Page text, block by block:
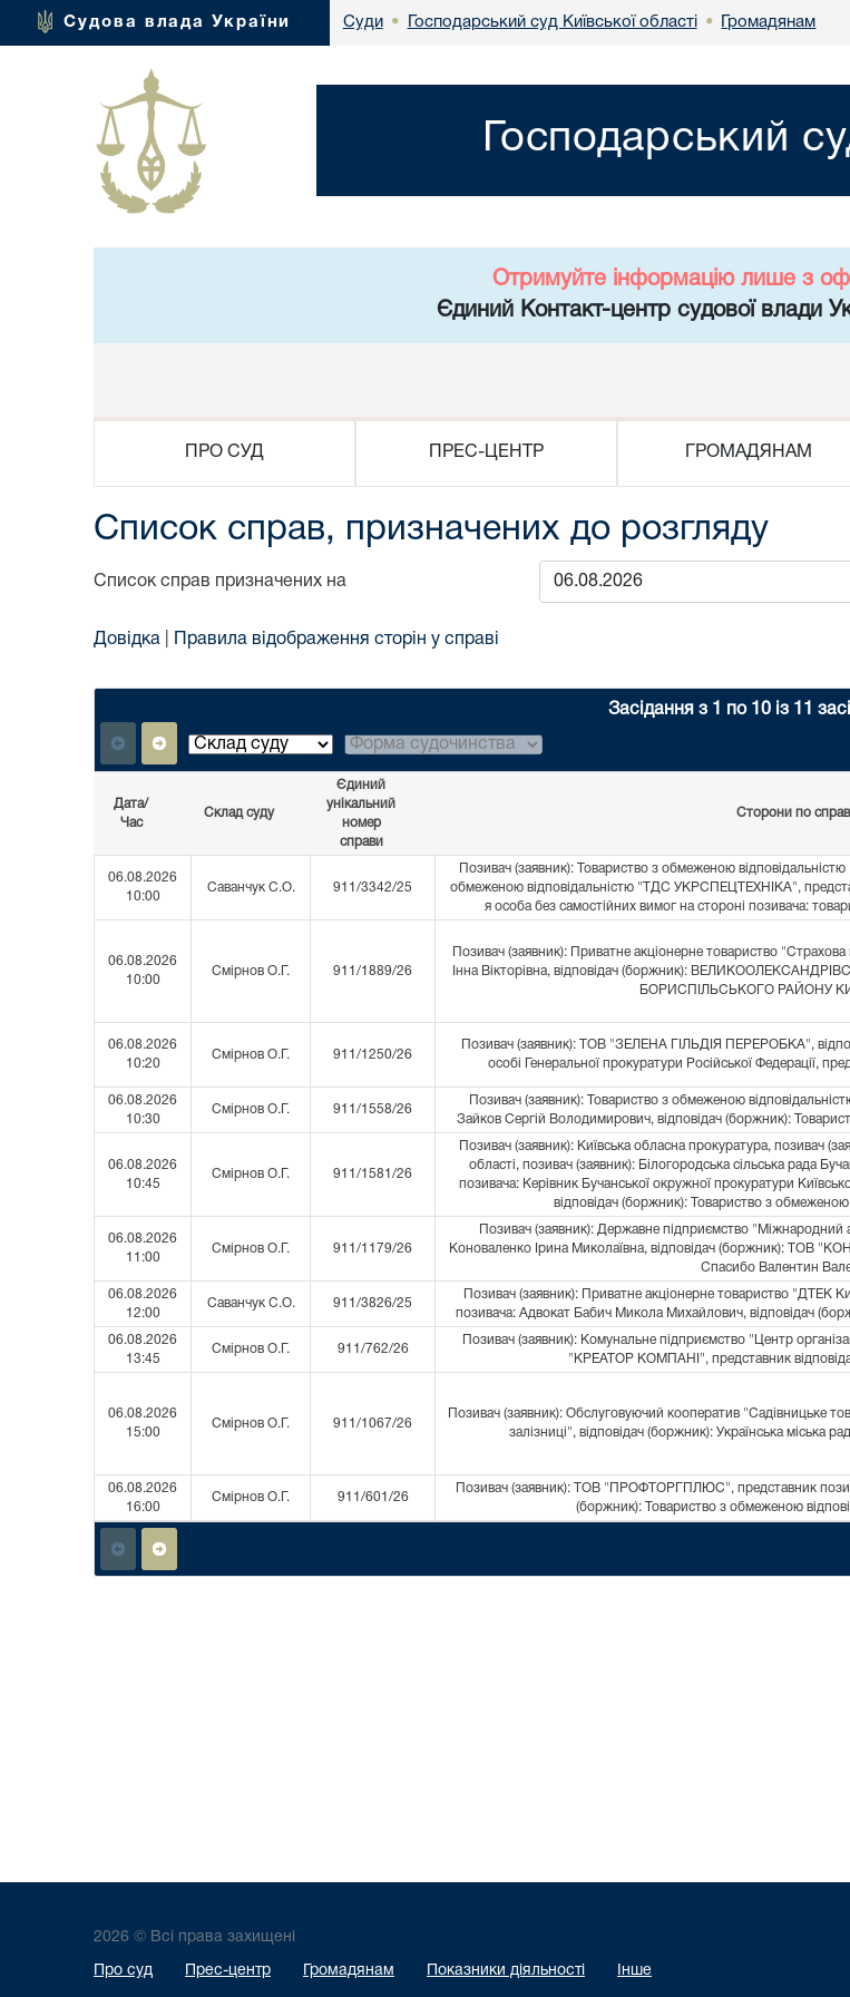
Судова влада України Суди • Господарський суд Київської області • Громадянам
Господарський
Отримуйте інформацію лише з
Єдиний Контакт-центр судової влади
ПРО СУД ПРЕС-ЦЕНТР ГРОМАДЯНАМ
Список справ, призначених до розгляду
Список справ призначених на
Довідка Правила відображення сторін у справі
Засідання з 1 по 10 із 11
Дата/
Час
Склад суду
Єдиний
унікальний
номер
справи
Сторони по
06.08.2026
10:00
Саванчук С.О. 911/3342/25
Позивач (заявник): Товариство з обмеженою
обмеженою відповідальністю "ТДС УКРСПЕЦТЕХНІКА",
я особа без самостійних вимог на стороні позивача:
06.08.2026
10:00
Смірнов О.Г. 911/1889/26
Позивач (заявник): Приватне акціонерне товариство
Інна Вікторівна, відповідач (боржник):
БОРИСПІЛЬСЬКОГО РАЙОНУ
06.08.2026
10:20
Смірнов О.Г. 911/1250/26
Позивач (заявник): ТОВ "ЗЕЛЕНА ГІЛЬДІЯ ПЕРЕРОБКА",
особі Генеральної прокуратури Російської Федерації,
06.08.2026
10:30
Смірнов О.Г. 911/1558/26
Позивач (заявник): Товариство з обмеженою
Зайков Сергій Володимирович, відповідач (боржник):
06.08.2026
10:45
Смірнов О.Г. 911/1581/26
Позивач (заявник): Київська обласна прокуратура, позивач
області, позивач (заявник): Білогородська сільська рада
позивача: Керівник Бучанської окружної прокуратури
відповідач (боржник): Товариство з
06.08.2026
11:00
Смірнов О.Г. 911/1179/26
Позивач (заявник): Державне підприємство
Коноваленко Ірина Миколаївна, відповідач (боржник): ТОВ
Спасибо Валентин
06.08.2026
12:00
Саванчук С.О. 911/3826/25
Позивач (заявник): Приватне акціонерне товариство "ДТЕК
позивача: Адвокат Бабич Микола Михайлович, відповідач
06.08.2026
13:45
Смірнов О.Г. 911/762/26
Позивач (заявник): Комунальне підприємство "Центр
"КРЕАТОР КОМПАНІ", представник
06.08.2026
15:00
Смірнов О.Г. 911/1067/26
Позивач (заявник): Обслуговуючий кооператив "Садівницьке
залізниці", відповідач (боржник): Українська міська
06.08.2026
16:00
Смірнов О.Г. 911/601/26
Позивач (заявник): ТОВ "ПРОФТОРГПЛЮС", представник
(боржник): Товариство з обмеженою
2026 © Всі права захищені
Про суд Прес-центр Громадянам Показники діяльності Інше